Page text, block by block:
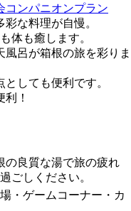
コンパニオンプラン
な料理が自慢。
体も癒します。
呂が箱根の旅を彩りま
しても便利です。
！
の良質な湯で旅の疲れ
ごしください。
・ゲームコーナー・カ